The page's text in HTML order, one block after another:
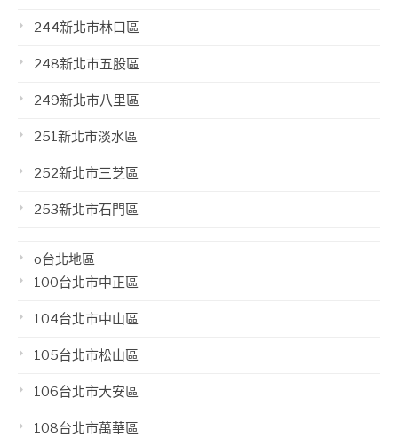
244新北市林口區
248新北市五股區
249新北市八里區
251新北市淡水區
252新北市三芝區
253新北市石門區
o台北地區
100台北市中正區
104台北市中山區
105台北市松山區
106台北市大安區
108台北市萬華區